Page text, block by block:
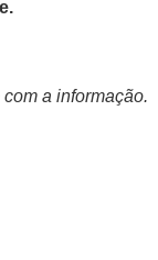
a informação.